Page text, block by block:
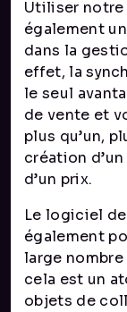
Utiliser
également
dans la
effet, la
le seul
de vente et
plus qu’un,
création
d’un prix.
Le logiciel
également
large
cela est un
objets de